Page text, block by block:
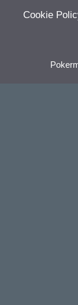
Cookie